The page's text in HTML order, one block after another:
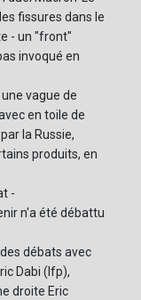
fissures dans le
- un "front"
invoqué en
vague de
en toile de
la Russie,
produits, en
-
n'a été débattu
débats avec
Dabi (Ifp),
droite Eric